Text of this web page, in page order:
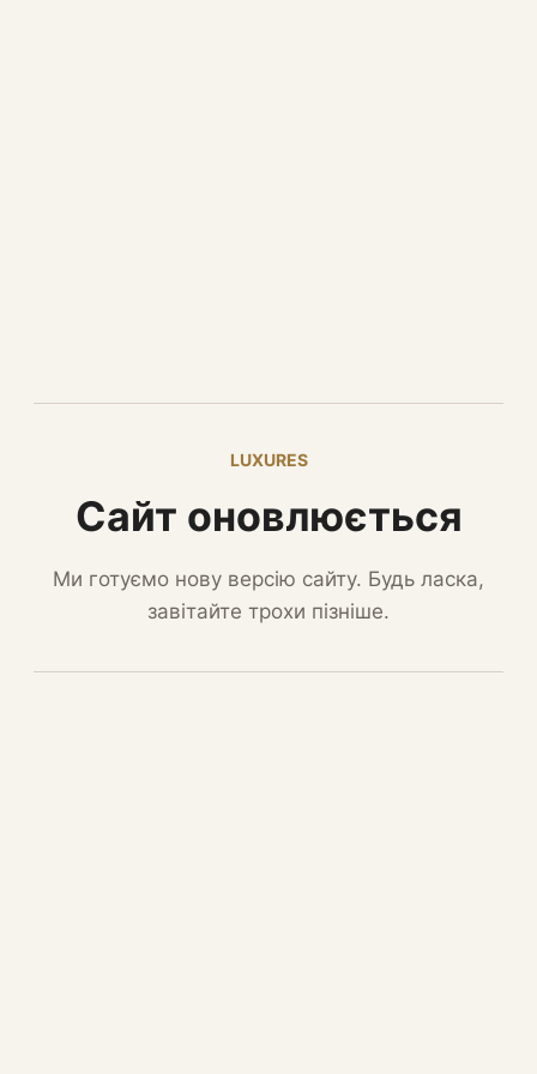
LUXURES
Сайт оновлюється
Ми готуємо нову версію сайту. Будь ласка,
завітайте трохи пізніше.